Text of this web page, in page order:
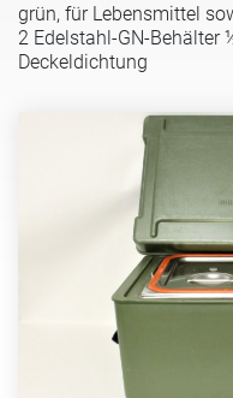
grün, für Lebensmittel
2 Edelstahl-GN-Behälter
Deckeldichtung